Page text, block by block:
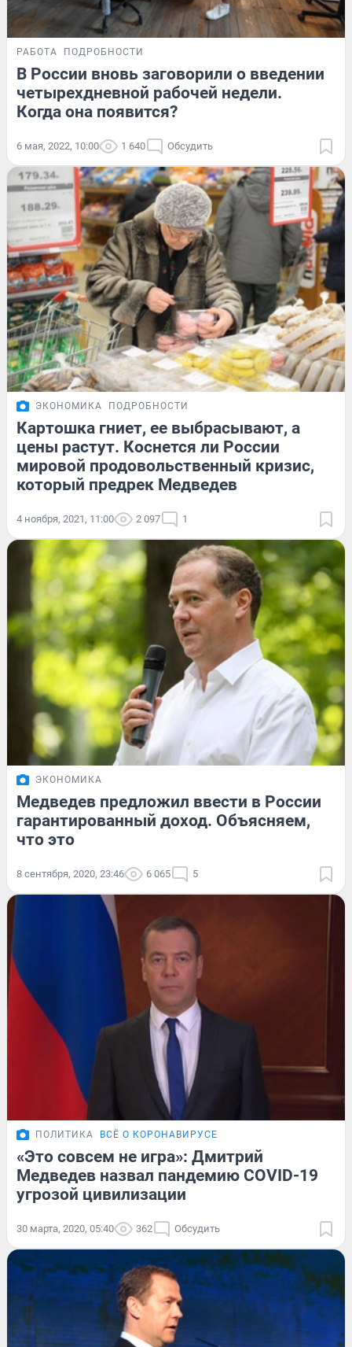
РАБОТА ПОДРОБНОСТИ
В России вновь заговорили о введении
четырехдневной рабочей недели.
Когда она появится?
6 мая, 2022, 10:00 1 640 Обсудить
ЭКОНОМИКА ПОДРОБНОСТИ
Картошка гниет, ее выбрасывают, а
цены растут. Коснется ли России
мировой продовольственный кризис,
который предрек Медведев
4 ноября, 2021, 11:00 2 097 1
ЭКОНОМИКА
Медведев предложил ввести в России
гарантированный доход. Объясняем,
что это
8 сентября, 2020, 23:46 6 065 5
ПОЛИТИКА ВСЁ О КОРОНАВИРУСЕ
«Это совсем не игра»: Дмитрий
Медведев назвал пандемию COVID-19
угрозой цивилизации
30 марта, 2020, 05:40 362 Обсудить